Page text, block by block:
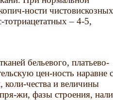
ности чистовискозных
тотриацетатных – 4-5,
бельевого, платьево-
цен-ность наравне с
коли-чества и величины
жи, фазы строения,